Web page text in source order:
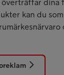
dina
kan du